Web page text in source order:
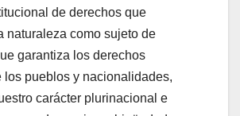
de derechos que
naturaleza como sujeto de
garantiza los derechos
los pueblos y nacionalidades,
carácter plurinacional e